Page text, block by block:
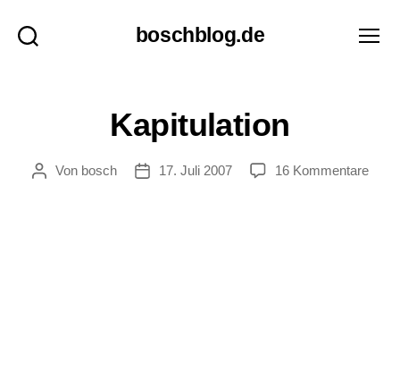
boschblog.de
Kapitulation
Beitragsautor
Von bosch Veröffentlichungsdatum
17. Juli 2007 16 Kommentarezu